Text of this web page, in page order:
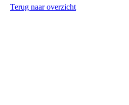
Terug naar overzicht